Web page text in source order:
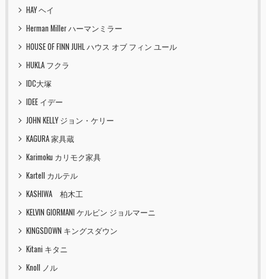
HAY ヘイ
Herman Miller ハーマンミラー
HOUSE OF FINN JUHL ハウス オブ フィン ユール
HUKLA フクラ
IDC大塚
IDEE イデー
JOHN KELLY ジョン・ケリー
KAGURA 家具蔵
Karimoku カリモク家具
Kartell カルテル
KASHIWA 柏木工
KELVIN GIORMANI ケルビン ジョルマーニ
KINGSDOWN キングスダウン
Kitani キタニ
Knoll ノル